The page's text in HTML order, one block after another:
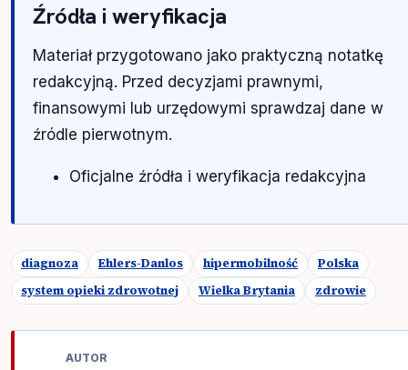
Źródła i weryfikacja
Materiał przygotowano jako praktyczną notatkę
redakcyjną. Przed decyzjami prawnymi,
finansowymi lub urzędowymi sprawdzaj dane w
źródle pierwotnym.
Oficjalne źródła i weryfikacja redakcyjna
diagnoza Ehlers-Danlos hipermobilność
Polska
system opieki zdrowotnej
Wielka Brytania zdrowie
AUTOR